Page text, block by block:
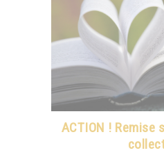
ACTION ! Remise